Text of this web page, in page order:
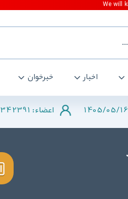
اخبار خبرخوان
1405/05/16 اعضاء : 342391